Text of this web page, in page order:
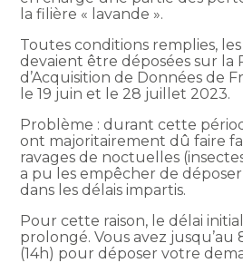
la filière « lavande ».
Toutes conditions remplies,
devaient être déposées sur la
d’Acquisition de Données de
le 19 juin et le 28 juillet 2023.
Problème : durant cette
ont majoritairement dû faire
ravages de noctuelles
a pu les empêcher de
dans les délais impartis.
Pour cette raison, le délai
prolongé. Vous avez
(14h) pour déposer votre